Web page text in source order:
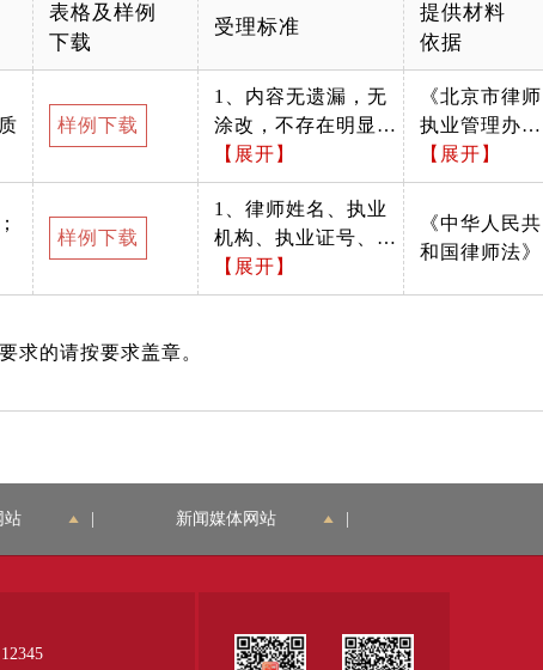
表格及样例
下载
受理标准
提供材料
依据
样例下载
1、内容无遗漏，无
涂改，不存在明显文
字错误。律师姓名、
律师事务所名称、执
业证书号、身份证号
与律师执业证一致。
2、A4纸打印后，加
盖公章与律师执业证
描需清晰完整，与原
料已按照样例固定模
板填写。 4、申请人
【展开】
《北京市律师
执业管理办法
实施细则》第
二十一条 律
被所在律师事
务所派驻分所
执业的，应当
换发分所律师
应当向分所住
业证书承诺
【展开】
样例下载
1、律师姓名、执业
机构、执业证号、身
份证号须与申请信息
一致。 2、证件真实
以PDF格式扫描上
件/1份，扫描件/1
份。 5、原件由司法
【展开】
《中华人民共
和国律师法》
求的请按要求盖章。
站 新闻媒体网站